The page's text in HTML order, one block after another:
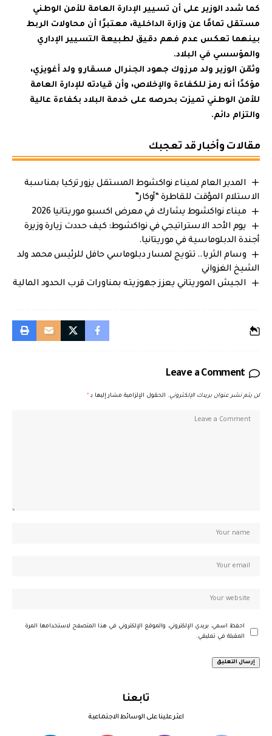
كما شدد الوزير على أن تسيير الإدارة العامة للأمن الوطني
مستقل تمامًا عن وزارة الداخلية، معتبرًا أن محاولات الربط
بينهما تعكس عدم فهم دقيق لطبيعة التسيير الإداري
والمؤسسي في البلاد.
وثمّن الوزير ولد مرزوك جهود الجنرال مسقارو ولد أغويزي،
مؤكدًا أنه رمز للكفاءة والإخلاص، وأن قيادته للإدارة العامة
للأمن الوطني تميزت بحرصه على خدمة البلاد بكفاءة عالية
والتزام دائم.
مقالات وأخبار قد تعجبك
المدير العام لميناء نواكشوط المستقل يزور تركيا بمناسبة
الاستلام المؤقت للقاطرة “أوكار”
ميناء نواكشوط يشارك في معرض اكسبو موريتانيا 2026
يوم الأحد الاستراتيجي في نواكشوط: كيف حددت زيارة وزيرة
أجندة الدبلوماسية في موريتانيا.
وسام الثريا.. تتويج لمسار دبلوماسي حافل للرئيس محمد ولد
الشيخ الغزواني
الجيش الموريتاني يعزز جهوزيته بمناورات قرب الحدود المالية
Leave a Comment
لن يتم نشر عنوان بريدك الإلكتروني. الحقول الإلزامية مشار إليها بـ *
احفظ اسمي، بريدي الإلكتروني، والموقع الإلكتروني في هذا المتصفح لاستخدامها المرة
المقبلة في تعليقي.
تابعنا
اعثر علينا على الوسائط الاجتماعية